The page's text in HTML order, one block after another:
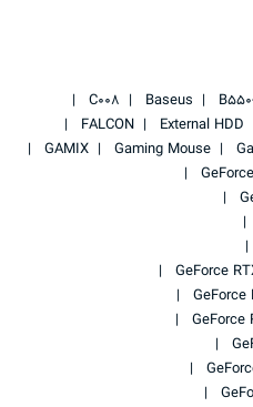
Baseus
C008
External HDD
FALCON
Gaming Mouse
GAMIX
GeForce
GeForce
GeForce